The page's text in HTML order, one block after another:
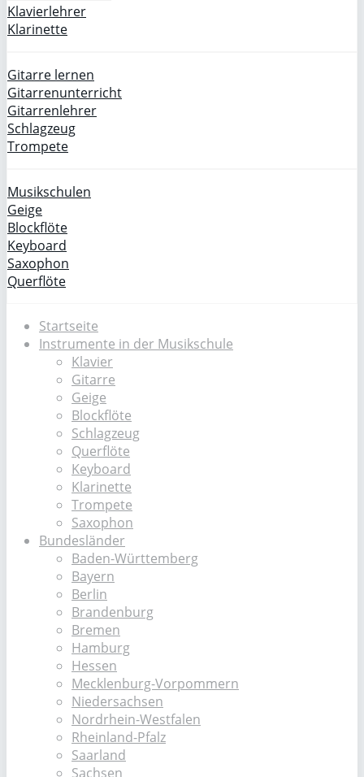
Klavierlehrer
Klarinette
Gitarre lernen
Gitarrenunterricht
Gitarrenlehrer
Schlagzeug
Trompete
Musikschulen
Geige
Blockflöte
Keyboard
Saxophon
Querflöte
Startseite
Instrumente in der Musikschule
Klavier
Gitarre
Geige
Blockflöte
Schlagzeug
Querflöte
Keyboard
Klarinette
Trompete
Saxophon
Bundesländer
Baden-Württemberg
Bayern
Berlin
Brandenburg
Bremen
Hamburg
Hessen
Mecklenburg-Vorpommern
Niedersachsen
Nordrhein-Westfalen
Rheinland-Pfalz
Saarland
Sachsen